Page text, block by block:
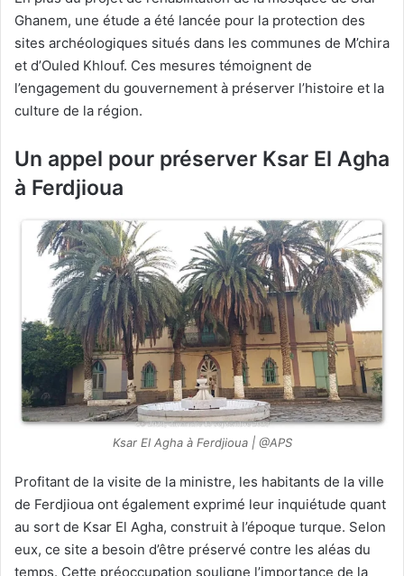
Ghanem, une étude a été lancée pour la protection des
sites archéologiques situés dans les communes de M’chira
et d’Ouled Khlouf. Ces mesures témoignent de
l’engagement du gouvernement à préserver l’histoire et la
culture de la région.
Un appel pour préserver Ksar El Agha
à Ferdjioua
Ksar El Agha à Ferdjioua | @APS
Profitant de la visite de la ministre, les habitants de la ville
de Ferdjioua ont également exprimé leur inquiétude quant
au sort de Ksar El Agha, construit à l’époque turque. Selon
eux, ce site a besoin d’être préservé contre les aléas du
temps. Cette préoccupation souligne l’importance de la